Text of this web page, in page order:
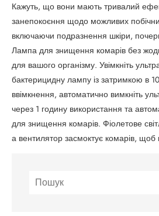
Кажуть, що вони мають тривалий
занепокоєння щодо можливих
включаючи подразнення шкіри,
Лампа для знищення комарів без
для вашого організму. Увімкніть
бактерицидну лампу із затримкою в
ввімкнення, автоматично вимкніть
через 1 годину використання та
для знищення комарів. Фіолетове
а вентилятор засмоктує комарів, щоб